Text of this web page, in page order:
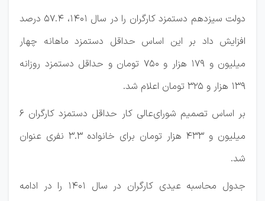
دولت سیزدهم دستمزد کارگران را در سال ۱۴۰۱، ۵۷.۴ درصد
افزایش داد بر این اساس حداقل دستمزد ماهانه چهار
میلیون و ۱۷۹ هزار و ۷۵۰ تومان و حداقل دستمزد روزانه
۱۳۹ هزار و ۳۲۵ تومان اعلام شد.
بر اساس تصمیم شورای‌عالی کار حداقل دستمزد کارگران ۶
میلیون و ۴۳۳ هزار تومان برای خانواده ۳.۳ نفری عنوان
شد.
جدول محاسبه عیدی کارگران در سال ۱۴۰۱ را در ادامه